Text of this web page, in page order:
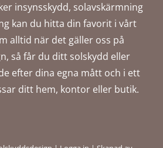
insynsskydd, solavskärmning
kan du hitta din favorit i vårt
alltid när det gäller oss på
så får du ditt solskydd eller
efter dina egna mått och i ett
ditt hem, kontor eller butik.